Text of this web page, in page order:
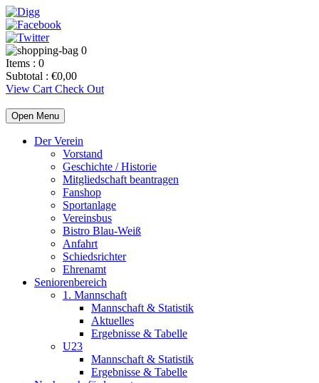
0
Items : 0
Subtotal : €0,00
View Cart Check Out
Open Menu
Der Verein
Vorstand
Geschichte / Historie
Mitgliedschaft beantragen
Fanshop
Sportanlage
Vereinsbus
Bistro Blau-Weiß
Anfahrt
Schiedsrichter
Ehrenamt
Seniorenbereich
1. Mannschaft
Mannschaft & Statistik
Aktuelles
Ergebnisse & Tabelle
U23
Mannschaft & Statistik
Ergebnisse & Tabelle